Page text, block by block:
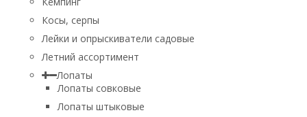
Косы, серпы
Лейки и опрыскиватели садовые
Летний ассортимент
Лопаты
Лопаты совковые
Лопаты штыковые